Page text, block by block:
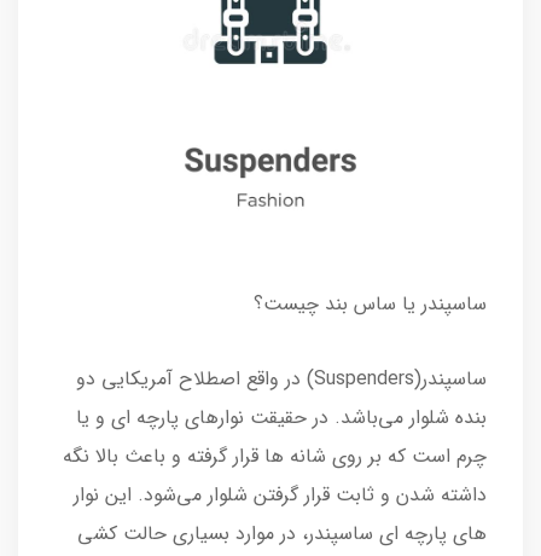
ساسپندر یا ساس بند چیست؟
ساسپندر(Suspenders) در واقع اصطلاح آمریکایی دو
بنده شلوار می‌باشد. در حقیقت نوارهای پارچه ای و یا
چرم است که بر روی شانه ها قرار گرفته و باعث بالا نگه
داشته شدن و ثابت قرار گرفتن شلوار می‌شود. این نوار
های پارچه ای ساسپندر، در موارد بسیاری حالت کشی